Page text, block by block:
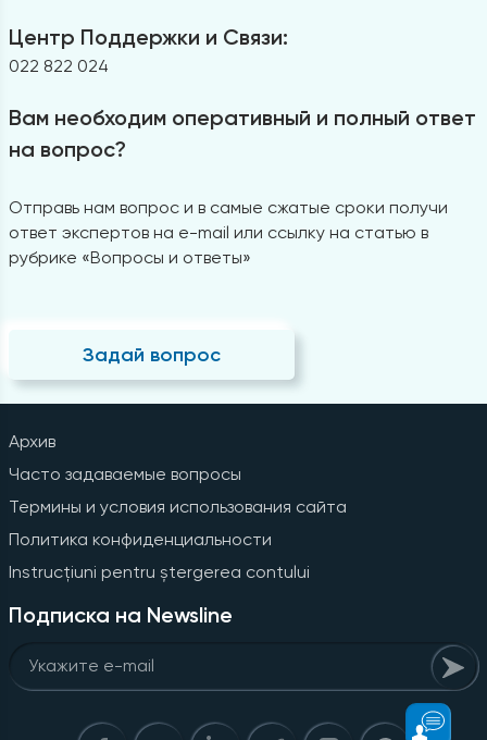
Центр Поддержки и Связи:
022 822 024
Вам необходим оперативный и полный ответ
на вопрос?
Отправь нам вопрос и в самые сжатые сроки получи
ответ экспертов на e-mail или ссылку на статью в
рубрике «Вопросы и ответы»
Задай вопрос
Архив
Часто задаваемые вопросы
Термины и условия использования сайта
Политика конфиденциальности
Instrucțiuni pentru ștergerea contului
Подписка на Newsline